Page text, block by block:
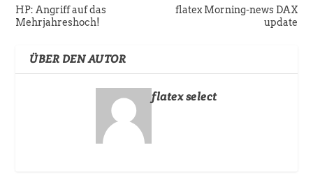
HP: Angriff auf das
Mehrjahreshoch!
flatex Morning-news DAX
update
ÜBER DEN AUTOR
flatex select